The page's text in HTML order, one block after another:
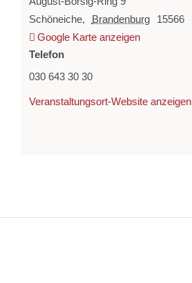
Schöneiche, Brandenburg 15566
Google Karte anzeigen
Telefon
030 643 30 30
Veranstaltungsort-Website anzeigen